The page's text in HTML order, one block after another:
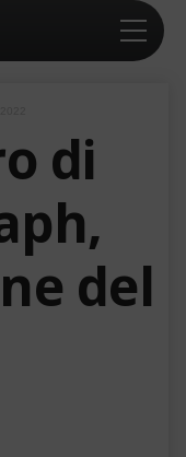
di
del